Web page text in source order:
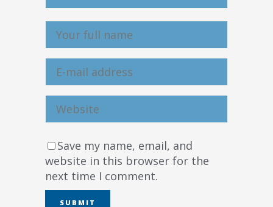
Save my name, email, and
website in this browser for the
next time I comment.